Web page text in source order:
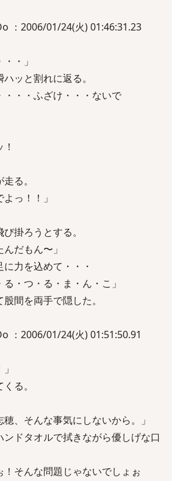
：2006/01/24(火) 01:46:31.23
・」
ッと割れに返る。
・・ふざけ・・・ないで
る。
っ！！」
掛ろうとする。
だもん〜」
力を込めて・・・
・つ・る・ま・ん・こ」
間を両手で隠した。
：2006/01/24(火) 01:51:50.91
る。
、そんな事気にしないから。」
ドタオルで拭きながら優しげな口
そんな問題じゃないでしょぉ